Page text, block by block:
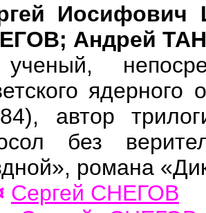
Иосифович
Андрей
автор
без
романа
Сергей СНЕГОВ